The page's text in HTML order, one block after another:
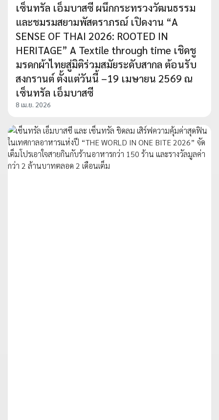
เซ็นทรัล เอ็มบาสซี ผนึกกระทรวงวัฒนธรรม
และชมรมสยามพัสตราภรณ์ เปิดงาน “A
SENSE OF THAI 2026: ROOTED IN
HERITAGE” A Textile through time เชิดชู
มรดกผ้าไทยสู่มิติร่วมสมัยระดับสากล ต้อนรับ
สงกรานต์ ตั้งแต่วันนี้ –19 เมษายน 2569 ณ
เซ็นทรัล เอ็มบาสซี
8 เม.ย. 2026